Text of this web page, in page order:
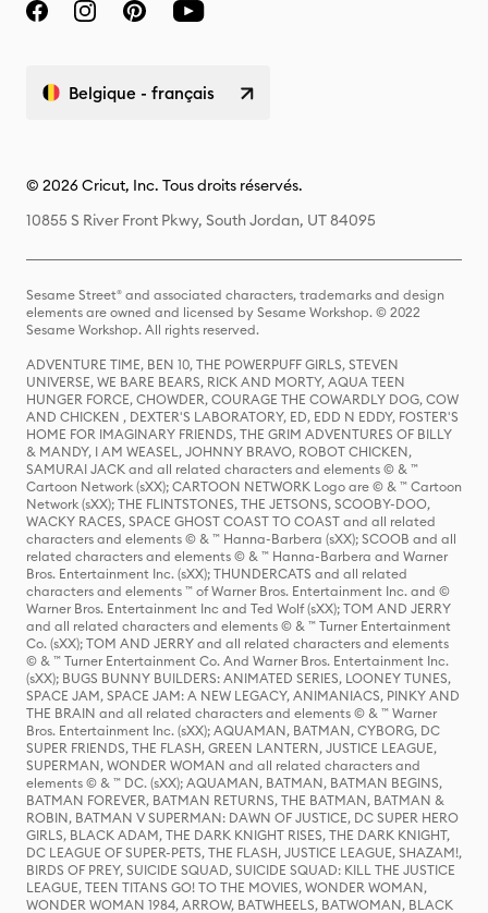
Belgique - français
© 2026 Cricut, Inc. Tous droits réservés.
10855 S River Front Pkwy, South Jordan, UT 84095
Sesame Street® and associated characters, trademarks and design
elements are owned and licensed by Sesame Workshop. © 2022
Sesame Workshop. All rights reserved.
ADVENTURE TIME, BEN 10, THE POWERPUFF GIRLS, STEVEN
UNIVERSE, WE BARE BEARS, RICK AND MORTY, AQUA TEEN
HUNGER FORCE, CHOWDER, COURAGE THE COWARDLY DOG, COW
AND CHICKEN , DEXTER'S LABORATORY, ED, EDD N EDDY, FOSTER'S
HOME FOR IMAGINARY FRIENDS, THE GRIM ADVENTURES OF BILLY
& MANDY, I AM WEASEL, JOHNNY BRAVO, ROBOT CHICKEN,
SAMURAI JACK and all related characters and elements © & ™
Cartoon Network (sXX); CARTOON NETWORK Logo are © & ™ Cartoon
Network (sXX); THE FLINTSTONES, THE JETSONS, SCOOBY-DOO,
WACKY RACES, SPACE GHOST COAST TO COAST and all related
characters and elements © & ™ Hanna-Barbera (sXX); SCOOB and all
related characters and elements © & ™ Hanna-Barbera and Warner
Bros. Entertainment Inc. (sXX); THUNDERCATS and all related
characters and elements ™ of Warner Bros. Entertainment Inc. and ©
Warner Bros. Entertainment Inc and Ted Wolf (sXX); TOM AND JERRY
and all related characters and elements © & ™ Turner Entertainment
Co. (sXX); TOM AND JERRY and all related characters and elements
© & ™ Turner Entertainment Co. And Warner Bros. Entertainment Inc.
(sXX); BUGS BUNNY BUILDERS: ANIMATED SERIES, LOONEY TUNES,
SPACE JAM, SPACE JAM: A NEW LEGACY, ANIMANIACS, PINKY AND
THE BRAIN and all related characters and elements © & ™ Warner
Bros. Entertainment Inc. (sXX); AQUAMAN, BATMAN, CYBORG, DC
SUPER FRIENDS, THE FLASH, GREEN LANTERN, JUSTICE LEAGUE,
SUPERMAN, WONDER WOMAN and all related characters and
elements © & ™ DC. (sXX); AQUAMAN, BATMAN, BATMAN BEGINS,
BATMAN FOREVER, BATMAN RETURNS, THE BATMAN, BATMAN &
ROBIN, BATMAN V SUPERMAN: DAWN OF JUSTICE, DC SUPER HERO
GIRLS, BLACK ADAM, THE DARK KNIGHT RISES, THE DARK KNIGHT,
DC LEAGUE OF SUPER-PETS, THE FLASH, JUSTICE LEAGUE, SHAZAM!,
BIRDS OF PREY, SUICIDE SQUAD, SUICIDE SQUAD: KILL THE JUSTICE
LEAGUE, TEEN TITANS GO! TO THE MOVIES, WONDER WOMAN,
WONDER WOMAN 1984, ARROW, BATWHEELS, BATWOMAN, BLACK